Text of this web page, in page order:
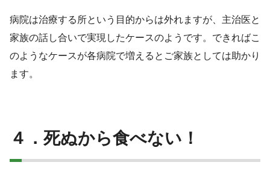
病院は治療する所という目的からは外れますが、主治医と
家族の話し合いで実現したケースのようです。できればこ
のようなケースが各病院で増えるとご家族としては助かり
ます。
４．死ぬから食べない！